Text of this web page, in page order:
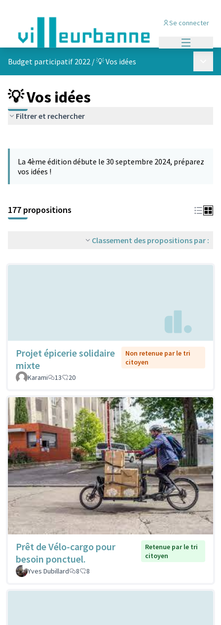
Se connecter
Budget participatif 2022 /💡 Vos idées
💡 Vos idées
Filtrer et rechercher
−
La 4ème édition débute le 30 septembre 2024, préparez
vos idées !
177 propositions
Classement des propositions par :
Projet épicerie solidaire
mixte
Non retenue par le tri
citoyen
Karami
13 20
Prêt de Vélo-cargo pour
besoin ponctuel.
Retenue par le tri
citoyen
Yves Dubillard
8 8